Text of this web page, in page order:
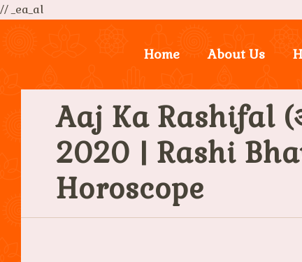
// _ea_al
Home About Us
Aaj Ka Rashifal
2020 | Rashi
Horoscope